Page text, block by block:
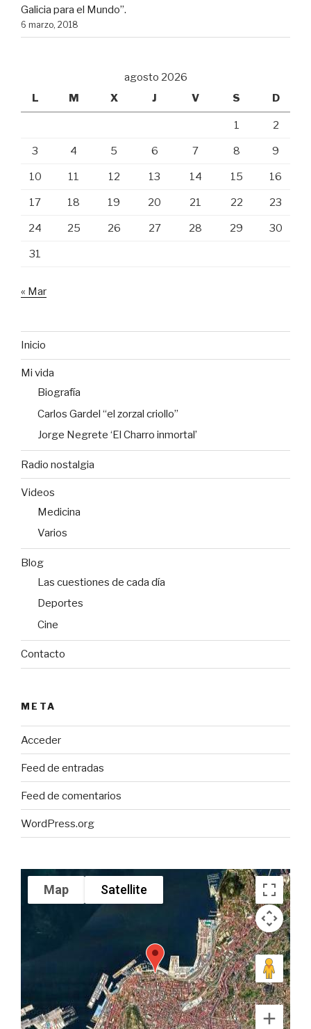
Galicia para el Mundo”.
6 marzo, 2018
agosto 2026
L
M X J V S D
1 2
3 4 5 6 7 8 9
10 11 12 13 14 15 16
17 18 19 20 21 22 23
24 25 26 27 28 29 30
31
« Mar
Inicio
Mi vida
Biografía
Carlos Gardel “el zorzal criollo”
Jorge Negrete ‘El Charro inmortal’
Radio nostalgia
Videos
Medicina
Varios
Blog
Las cuestiones de cada día
Deportes
Cine
Contacto
META
Acceder
Feed de entradas
Feed de comentarios
WordPress.org
Map Satellite